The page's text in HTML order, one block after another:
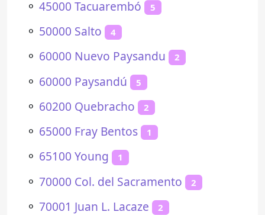
⚬ 45000 Tacuarembó 5
⚬ 50000 Salto 4
⚬ 60000 Nuevo Paysandu 2
⚬ 60000 Paysandú 5
⚬ 60200 Quebracho 2
⚬ 65000 Fray Bentos 1
⚬ 65100 Young 1
⚬ 70000 Col. del Sacramento 2
⚬ 70001 Juan L. Lacaze 2